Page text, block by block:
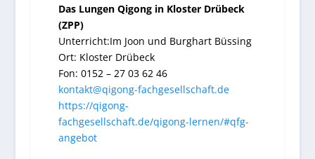
Das Lungen Qigong in Kloster Drübeck
(ZPP)
Unterricht:Im Joon und Burghart Büssing
Ort: Kloster Drübeck
Fon: 0152 – 27 03 62 46
kontakt@qigong-fachgesellschaft.de
https://qigong-
fachgesellschaft.de/qigong-lernen/#qfg-
angebot